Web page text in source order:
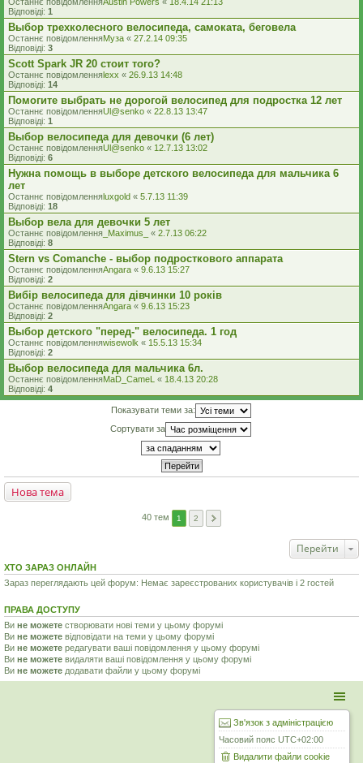
Відповіді: 1
Выбор трехколесного велосипеда, самоката, беговела
Останнє повідомленняМуза « 27.2.14 09:35
Відповіді: 3
Scott Spark JR 20 стоит того?
Останнє повідомленняlexx « 26.9.13 14:48
Відповіді: 14
Помогите выбрать не дорогой велосипед для подростка 12 лет
Останнє повідомленняUl@senko « 22.8.13 13:47
Відповіді: 1
Выбор велосипеда для девочки (6 лет)
Останнє повідомленняUl@senko « 12.7.13 13:02
Відповіді: 6
Нужна помощь в выборе детского велосипеда для мальчика 6
лет
Останнє повідомленняluxgold « 5.7.13 11:39
Відповіді: 18
Выбор вела для девочки 5 лет
Останнє повідомлення _Maximus_ « 2.7.13 06:22
Відповіді: 8
Stern vs Comanche - выбор подросткового аппарата
Останнє повідомленняAngara « 9.6.13 15:27
Відповіді: 2
Вибір велосипеда для дівчинки 10 років
Останнє повідомленняAngara « 9.6.13 15:23
Відповіді: 2
Выбор детского "перед-" велосипеда. 1 год
Останнє повідомленняwisewolk « 15.5.13 15:34
Відповіді: 2
Выбор велосипеда для мальчика 6л.
Останнє повідомленняMaD_CameL « 18.4.13 20:28
Відповіді: 4
Показувати теми за:
Сортувати за
Нова тема
40 тем 1 2
Перейти
ХТО ЗАРАЗ ОНЛАЙН
Зараз переглядають цей форум: Немає зареєстрованих користувачів і 2 гостей
ПРАВА ДОСТУПУ
Ви не можете створювати нові теми у цьому форумі
Ви не можете відповідати на теми у цьому форумі
Ви не можете редагувати ваші повідомлення у цьому форумі
Ви не можете видаляти ваші повідомлення у цьому форумі
Ви не можете додавати файли у цьому форумі
Зв'язок з адміністрацією
Часовий пояс UTC+02:00
Видалити файли cookie